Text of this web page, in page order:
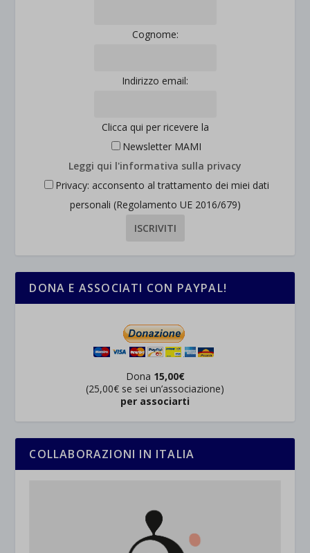
Cognome:
Indirizzo email:
Clicca qui per ricevere la
Newsletter MAMI
Leggi qui l'informativa sulla privacy
Privacy: acconsento al trattamento dei miei dati
personali (Regolamento UE 2016/679)
DONA E ASSOCIATI CON PAYPAL!
Dona 15,00€
(25,00€ se sei un’associazione)
per associarti
COLLABORAZIONI IN ITALIA